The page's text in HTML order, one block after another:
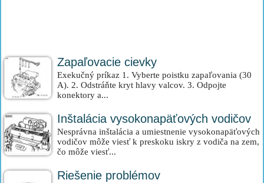
Zapaľovacie cievky
Exekučný príkaz 1. Vyberte poistku zapaľovania (30
A). 2. Odstráňte kryt hlavy valcov. 3. Odpojte
konektory a...
Inštalácia vysokonapäťových vodičov
Nesprávna inštalácia a umiestnenie vysokonapäťových
vodičov môže viesť k preskoku iskry z vodiča na zem,
čo môže viesť...
Riešenie problémov